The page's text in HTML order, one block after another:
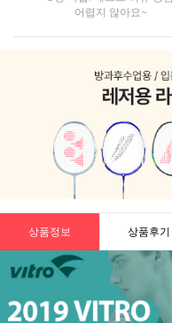
어렵지 않아요~
상품정보 상품후기